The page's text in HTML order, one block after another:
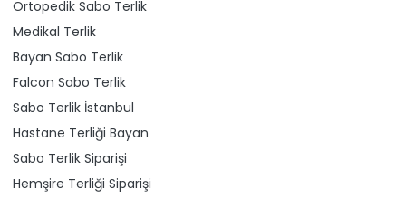
Ortopedik Sabo Terlik
Medikal Terlik
Bayan Sabo Terlik
Falcon Sabo Terlik
Sabo Terlik İstanbul
Hastane Terliği Bayan
Sabo Terlik Siparişi
Hemşire Terliği Siparişi